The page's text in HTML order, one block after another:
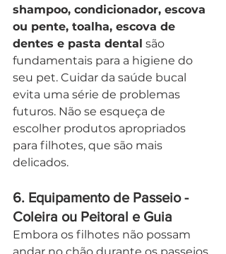
shampoo, condicionador, escova
ou pente, toalha, escova de
dentes e pasta dental são
fundamentais para a higiene do
seu pet. Cuidar da saúde bucal
evita uma série de problemas
futuros. Não se esqueça de
escolher produtos apropriados
para filhotes, que são mais
delicados.
6. Equipamento de Passeio -
Coleira ou Peitoral e Guia
Embora os filhotes não possam